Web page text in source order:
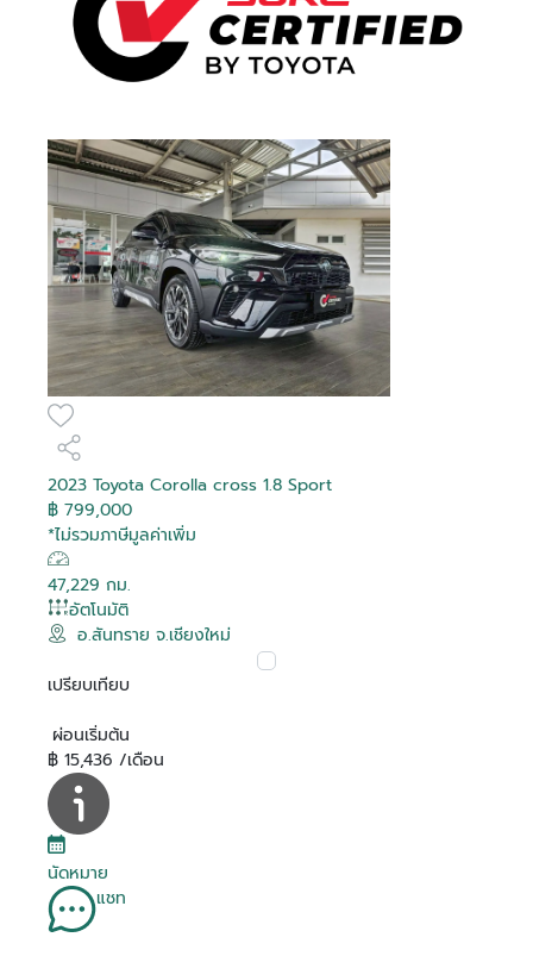
2023 Toyota Corolla cross 1.8 Sport
฿ 799,000
*ไม่รวมภาษีมูลค่าเพิ่ม
47,229 กม.
อัตโนมัติ
อ.สันทราย จ.เชียงใหม่
เปรียบเทียบ
ผ่อนเริ่มต้น
฿ 15,436 /เดือน
นัดหมาย
แชท